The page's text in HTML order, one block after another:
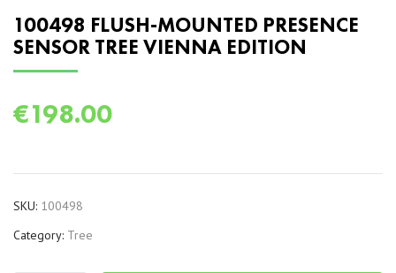
100498 FLUSH-MOUNTED PRESENCE
SENSOR TREE VIENNA EDITION
€198.00
SKU: 100498
Category: Tree